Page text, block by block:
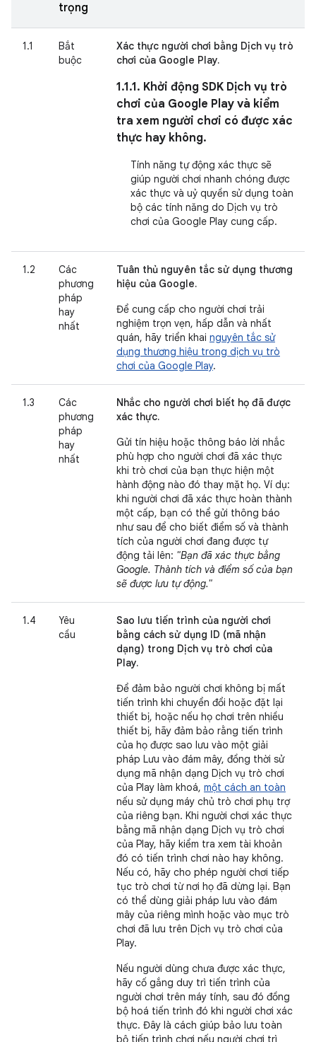
trọng
1.1
Bắt
buộc
Xác thực người chơi bằng Dịch vụ trò
chơi của Google Play.
1.1.1. Khởi động SDK Dịch vụ trò
chơi của Google Play và kiểm
tra xem người chơi có được xác
thực hay không.
Tính năng tự động xác thực sẽ
giúp người chơi nhanh chóng được
xác thực và uỷ quyền sử dụng toàn
bộ các tính năng do Dịch vụ trò
chơi của Google Play cung cấp.
1.2
Các
phương
pháp
hay
nhất
Tuân thủ nguyên tắc sử dụng thương
hiệu của Google.
Để cung cấp cho người chơi trải
nghiệm trọn vẹn, hấp dẫn và nhất
quán, hãy triển khai nguyên tắc sử
dụng thương hiệu trong dịch vụ trò
chơi của Google Play.
1.3
Các
phương
pháp
hay
nhất
Nhắc cho người chơi biết họ đã được
xác thực.
Gửi tín hiệu hoặc thông báo lời nhắc
phù hợp cho người chơi đã xác thực
khi trò chơi của bạn thực hiện một
hành động nào đó thay mặt họ. Ví dụ:
khi người chơi đã xác thực hoàn thành
một cấp, bạn có thể gửi thông báo
như sau để cho biết điểm số và thành
tích của người chơi đang được tự
động tải lên: "Bạn đã xác thực bằng
Google. Thành tích và điểm số của bạn
sẽ được lưu tự động."
1.4
Yêu
cầu
Sao lưu tiến trình của người chơi
bằng cách sử dụng ID (mã nhận
dạng) trong Dịch vụ trò chơi của
Play.
Để đảm bảo người chơi không bị mất
tiến trình khi chuyển đổi hoặc đặt lại
thiết bị, hoặc nếu họ chơi trên nhiều
thiết bị, hãy đảm bảo rằng tiến trình
của họ được sao lưu vào một giải
pháp Lưu vào đám mây, đồng thời sử
dụng mã nhận dạng Dịch vụ trò chơi
của Play làm khoá, một cách an toàn
nếu sử dụng máy chủ trò chơi phụ trợ
của riêng bạn. Khi người chơi xác thực
bằng mã nhận dạng Dịch vụ trò chơi
của Play, hãy kiểm tra xem tài khoản
đó có tiến trình chơi nào hay không.
Nếu có, hãy cho phép người chơi tiếp
tục trò chơi từ nơi họ đã dừng lại. Bạn
có thể dùng giải pháp lưu vào đám
mây của riêng mình hoặc vào mục trò
chơi đã lưu trên Dịch vụ trò chơi của
Play.
Nếu người dùng chưa được xác thực,
hãy cố gắng duy trì tiến trình của
người chơi trên máy tính, sau đó đồng
bộ hoá tiến trình đó khi người chơi xác
thực. Đây là cách giúp bảo lưu toàn
bộ tiến trình chơi nếu người chơi trì